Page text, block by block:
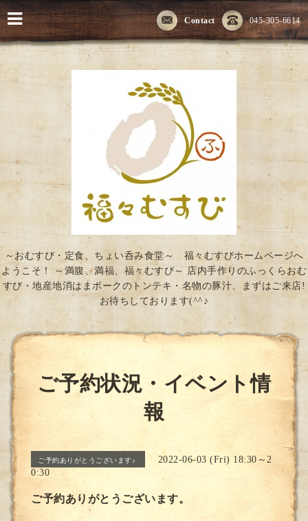
045-305-6614
Contact
～おむすび・定食、ちょい呑み食堂～ 福々むすびホームページへ
ようこそ！ ～満腹、満福、福々むすび～ 店内手作りのふっくらおむ
すび・地産地消はまポークのトンテキ・名物の豚汁、まずはご来店!
お待ちしております(^^♪
ご予約状況・イベント情
報
ご予約ありがとうございます♪
2022-06-03 (Fri) 18:30～2
0:30
ご予約ありがとうございます。